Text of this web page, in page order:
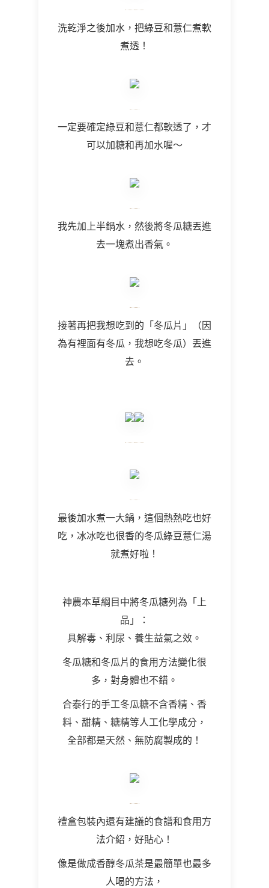
洗乾淨之後加水，把綠豆和薏仁煮軟
煮透！
一定要確定綠豆和薏仁都軟透了，才
可以加糖和再加水喔～
我先加上半鍋水，然後將冬瓜糖丟進
去一塊煮出香氣。
接著再把我想吃到的「冬瓜片」（因
為有裡面有冬瓜，我想吃冬瓜）丟進
去。
最後加水煮一大鍋，這個熱熱吃也好
吃，冰冰吃也很香的冬瓜綠豆薏仁湯
就煮好啦！
神農本草綱目中將冬瓜糖列為「上
品」：
具解毒、利尿、養生益氣之效。
冬瓜糖和冬瓜片的食用方法變化很
多，對身體也不錯。
合泰行的手工冬瓜糖不含香精、香
料、甜精、糖精等人工化學成分，
全部都是天然、無防腐製成的！
禮盒包裝內還有建議的食譜和食用方
法介紹，好貼心！
像是做成香醇冬瓜茶是最簡單也最多
人喝的方法，